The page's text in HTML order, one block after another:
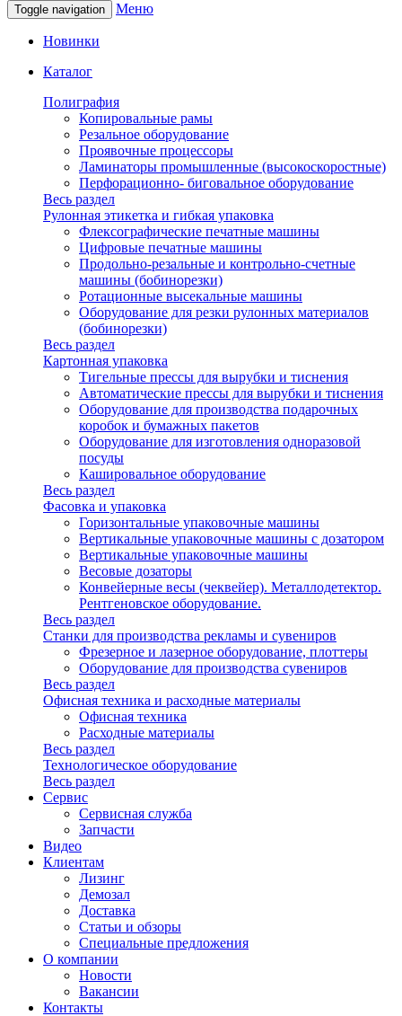
Toggle navigation Меню
Новинки
Каталог
Полиграфия
Копировальные рамы
Резальное оборудование
Проявочные процессоры
Ламинаторы промышленные (высокоскоростные)
Перфорационно- биговальное оборудование
Весь раздел
Рулонная этикетка и гибкая упаковка
Флексографические печатные машины
Цифровые печатные машины
Продольно-резальные и контрольно-счетные
машины (бобинорезки)
Ротационные высекальные машины
Оборудование для резки рулонных материалов
(бобинорезки)
Весь раздел
Картонная упаковка
Тигельные прессы для вырубки и тиснения
Автоматические прессы для вырубки и тиснения
Оборудование для производства подарочных
коробок и бумажных пакетов
Оборудование для изготовления одноразовой
посуды
Кашировальное оборудование
Весь раздел
Фасовка и упаковка
Горизонтальные упаковочные машины
Вертикальные упаковочные машины с дозатором
Вертикальные упаковочные машины
Весовые дозаторы
Конвейерные весы (чеквейер). Металлодетектор.
Рентгеновское оборудование.
Весь раздел
Станки для производства рекламы и сувениров
Фрезерное и лазерное оборудование, плоттеры
Оборудование для производства сувениров
Весь раздел
Офисная техника и расходные материалы
Офисная техника
Расходные материалы
Весь раздел
Технологическое оборудование
Весь раздел
Сервис
Сервисная служба
Запчасти
Видео
Клиентам
Лизинг
Демозал
Доставка
Статьи и обзоры
Специальные предложения
О компании
Новости
Вакансии
Контакты